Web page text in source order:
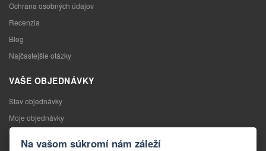
Ochrana osobných údajov
Recenzia
Blog
Najčastejšie otázky
VAŠE OBJEDNÁVKY
Stav objednávky
Moje objednávky
Výmena tovaru
Na vašom súkromí nám záleží